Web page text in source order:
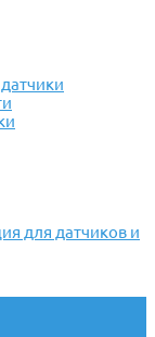
для датчиков и